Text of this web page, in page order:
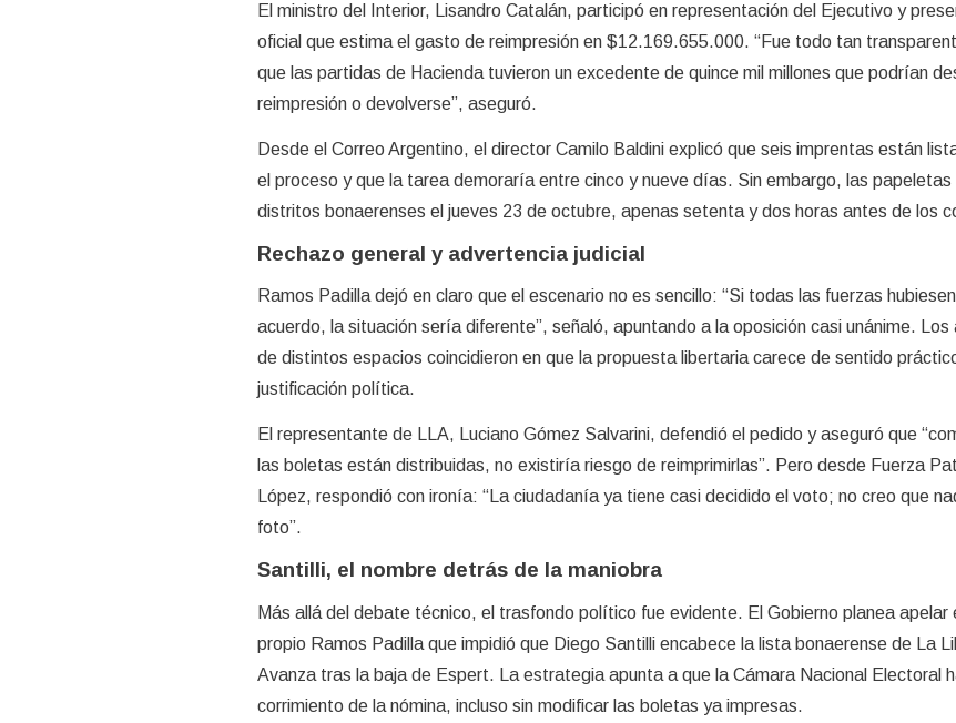
El ministro del Interior, Lisandro Catalán, participó en representación del Ejecutivo y
oficial que estima el gasto de reimpresión en $12.169.655.000. “Fue todo tan
que las partidas de Hacienda tuvieron un excedente de quince mil millones que podrían
reimpresión o devolverse”, aseguró.
Desde el Correo Argentino, el director Camilo Baldini explicó que seis imprentas están
el proceso y que la tarea demoraría entre cinco y nueve días. Sin embargo, las papeletas
distritos bonaerenses el jueves 23 de octubre, apenas setenta y dos horas antes de los
Rechazo general y advertencia judicial
Ramos Padilla dejó en claro que el escenario no es sencillo: “Si todas las fuerzas
acuerdo, la situación sería diferente”, señaló, apuntando a la oposición casi unánime. Los
de distintos espacios coincidieron en que la propuesta libertaria carece de sentido
justificación política.
El representante de LLA, Luciano Gómez Salvarini, defendió el pedido y aseguró que
las boletas están distribuidas, no existiría riesgo de reimprimirlas”. Pero desde Fuerza
López, respondió con ironía: “La ciudadanía ya tiene casi decidido el voto; no creo que
foto”.
Santilli, el nombre detrás de la maniobra
Más allá del debate técnico, el trasfondo político fue evidente. El Gobierno planea apelar
propio Ramos Padilla que impidió que Diego Santilli encabece la lista bonaerense de La
Avanza tras la baja de Espert. La estrategia apunta a que la Cámara Nacional Electoral
corrimiento de la nómina, incluso sin modificar las boletas ya impresas.